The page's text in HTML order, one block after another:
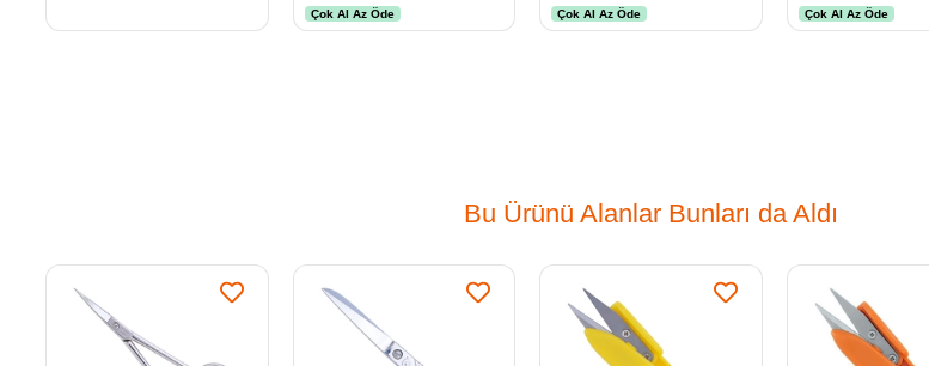
Çok Al Az Öde
Uygun
Çok Al Az Öde
Saplı Çıt Makas
Çok Al Az Öde
Bu Ürünü Alanlar Bunları da Aldı